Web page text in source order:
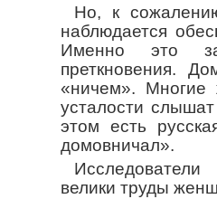
Но, к
наблюдается
Именно это
преткновения.
«ничем».
усталости
этом есть
домовничал».
велики труды